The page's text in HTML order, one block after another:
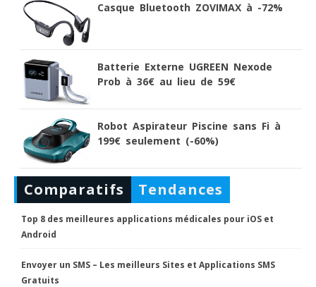
Casque Bluetooth ZOVIMAX à -72%
Batterie Externe UGREEN Nexode
Prob à 36€ au lieu de 59€
Robot Aspirateur Piscine sans Fi à
199€ seulement (-60%)
Comparatifs Tendances
Top 8 des meilleures applications médicales pour iOS et
Android
Envoyer un SMS – Les meilleurs Sites et Applications SMS
Gratuits